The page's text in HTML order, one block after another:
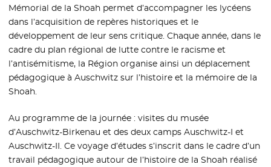
Mémorial de la Shoah permet d’accompagner les lycéens
dans l’acquisition de repères historiques et le
développement de leur sens critique. Chaque année, dans le
cadre du plan régional de lutte contre le racisme et
l’antisémitisme, la Région organise ainsi un déplacement
pédagogique à Auschwitz sur l’histoire et la mémoire de la
Shoah.
Au programme de la journée : visites du musée
d’Auschwitz-Birkenau et des deux camps Auschwitz-I et
Auschwitz-II. Ce voyage d’études s’inscrit dans le cadre d’un
travail pédagogique autour de l’histoire de la Shoah réalisé